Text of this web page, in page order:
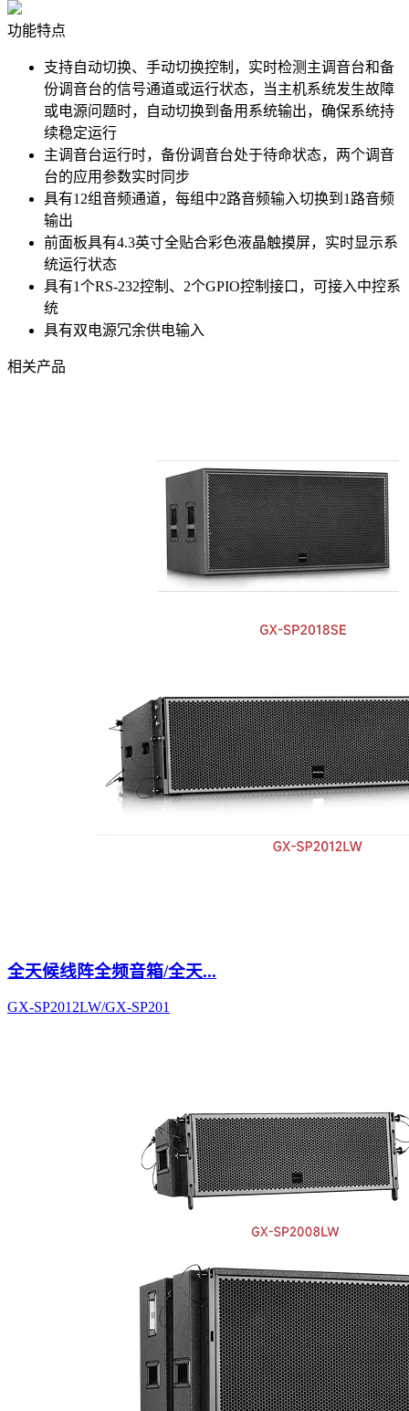
功能特点
支持自动切换、手动切换控制，实时检测主调音台和备
份调音台的信号通道或运行状态，当主机系统发生故障
或电源问题时，自动切换到备用系统输出，确保系统持
续稳定运行
主调音台运行时，备份调音台处于待命状态，两个调音
台的应用参数实时同步
具有12组音频通道，每组中2路音频输入切换到1路音频
输出
前面板具有4.3英寸全贴合彩色液晶触摸屏，实时显示系
统运行状态
具有1个RS-232控制、2个GPIO控制接口，可接入中控系
统
具有双电源冗余供电输入
相关产品
全天候线阵全频音箱/全天...
GX-SP2012LW/GX-SP201